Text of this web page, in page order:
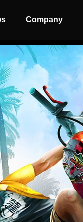
Company